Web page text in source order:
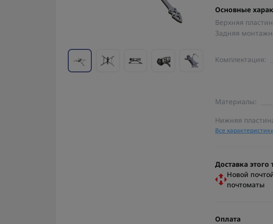
Основные
Верхняя
Задняя
Комплектация:
Материалы:
Нижняя
Все
Доставка этого
Новой
почтоматы
Оплата